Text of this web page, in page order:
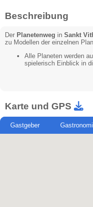
Beschreibung
Der Planetenweg in Sankt
zu Modellen der einzelnen
Alle Planeten werden
spielerisch Einblick in
Karte und GPS
Gastgeber